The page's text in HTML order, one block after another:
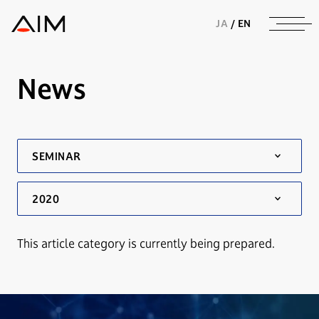
株式会社AIメディカルサービス
JA / EN
News
This article category is currently being prepared.